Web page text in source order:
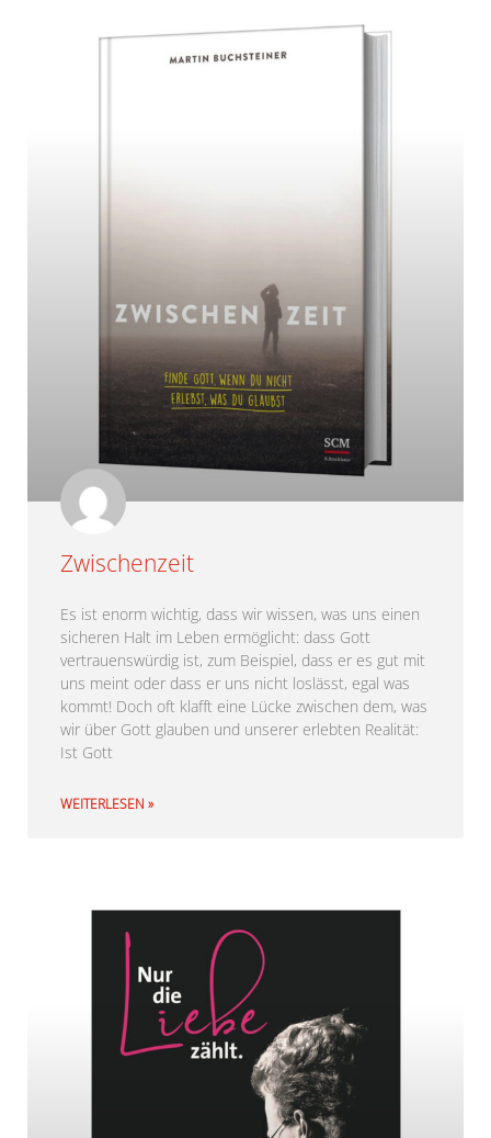
Zwischenzeit
Es ist enorm wichtig, dass wir wissen, was uns einen
sicheren Halt im Leben ermöglicht: dass Gott
vertrauenswürdig ist, zum Beispiel, dass er es gut mit
uns meint oder dass er uns nicht loslässt, egal was
kommt! Doch oft klafft eine Lücke zwischen dem, was
wir über Gott glauben und unserer erlebten Realität:
Ist Gott
WEITERLESEN »